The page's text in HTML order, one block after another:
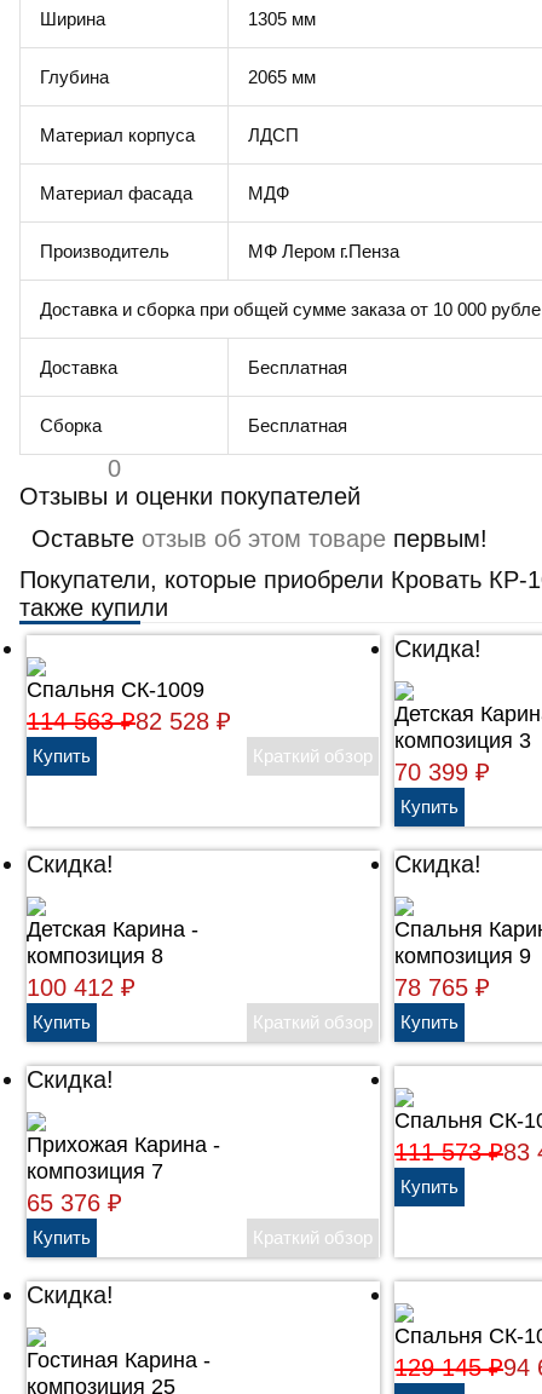
Ширина 1305 мм
Глубина 2065 мм
Материал корпуса ЛДСП
Материал фасада МДФ
Производитель МФ Лером г.Пенза
Доставка и сборка при общей сумме заказа от 10 000
Доставка Бесплатная
Сборка Бесплатная
0
Отзывы и оценки покупателей
Оставьте отзыв об этом товаре первым!
Покупатели, которые приобрели Кровать КР-
также купили
Спальня СК-1009
114 563₽82 528₽
Скидка!
Детская
композиция 3
70 399₽
Скидка!
Детская Карина -
композиция 8
100 412₽
Скидка!
Cпальня
композиция 9
78 765₽
Скидка!
Прихожая Карина -
композиция 7
65 376₽
Спальня СК-
111 573₽83
Скидка!
Гостиная Карина -
композиция 25
Спальня СК-
129 145₽94